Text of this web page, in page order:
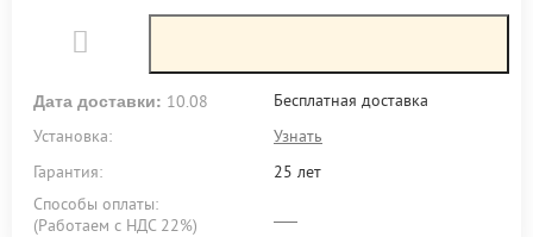
Дата доставки: 10.08
Бесплатная доставка
Установка:
Узнать
Гарантия:
25 лет
Способы оплаты:
(Работаем с НДС 22%)